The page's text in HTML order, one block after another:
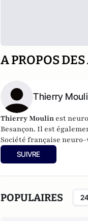
A PROPOS
Thierry
Thierry Moulin est
Besançon. Il est
Société française
SUIVRE
POPULAIRES